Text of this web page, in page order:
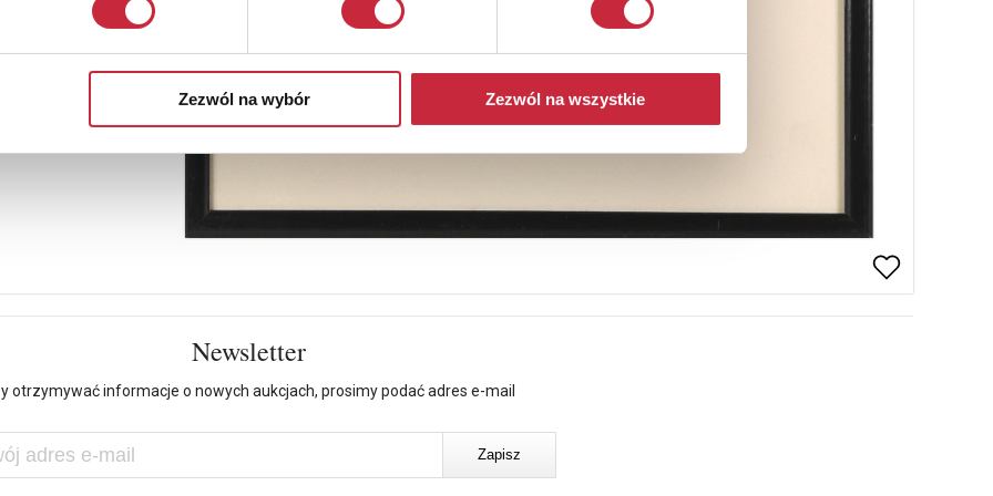
Zezwól na wybór Zezwól na wszystkie
Newsletter
otrzymywać informacje o nowych aukcjach, prosimy podać adres e-mail